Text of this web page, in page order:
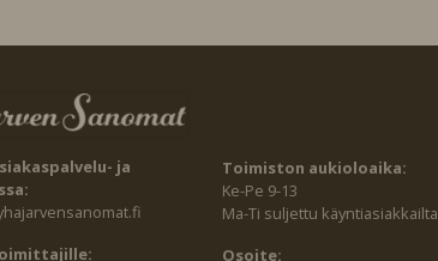
ja
Toimiston aukioloaika:
Ke-Pe 9-13
Ma-Ti suljettu käyntiasiakkailta
Osoite: